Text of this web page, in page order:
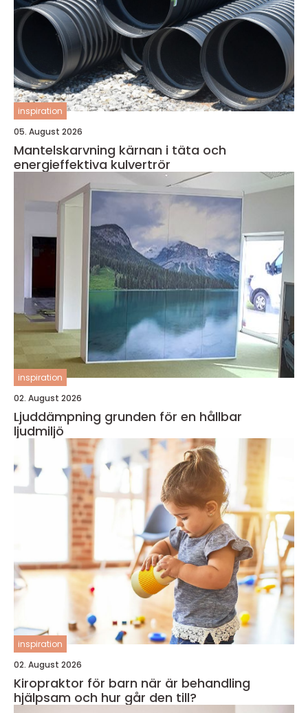
inspiration
05. August 2026
Mantelskarvning kärnan i täta och
energieffektiva kulvertrör
inspiration
02. August 2026
Ljuddämpning grunden för en hållbar
ljudmiljö
inspiration
02. August 2026
Kiropraktor för barn när är behandling
hjälpsam och hur går den till?